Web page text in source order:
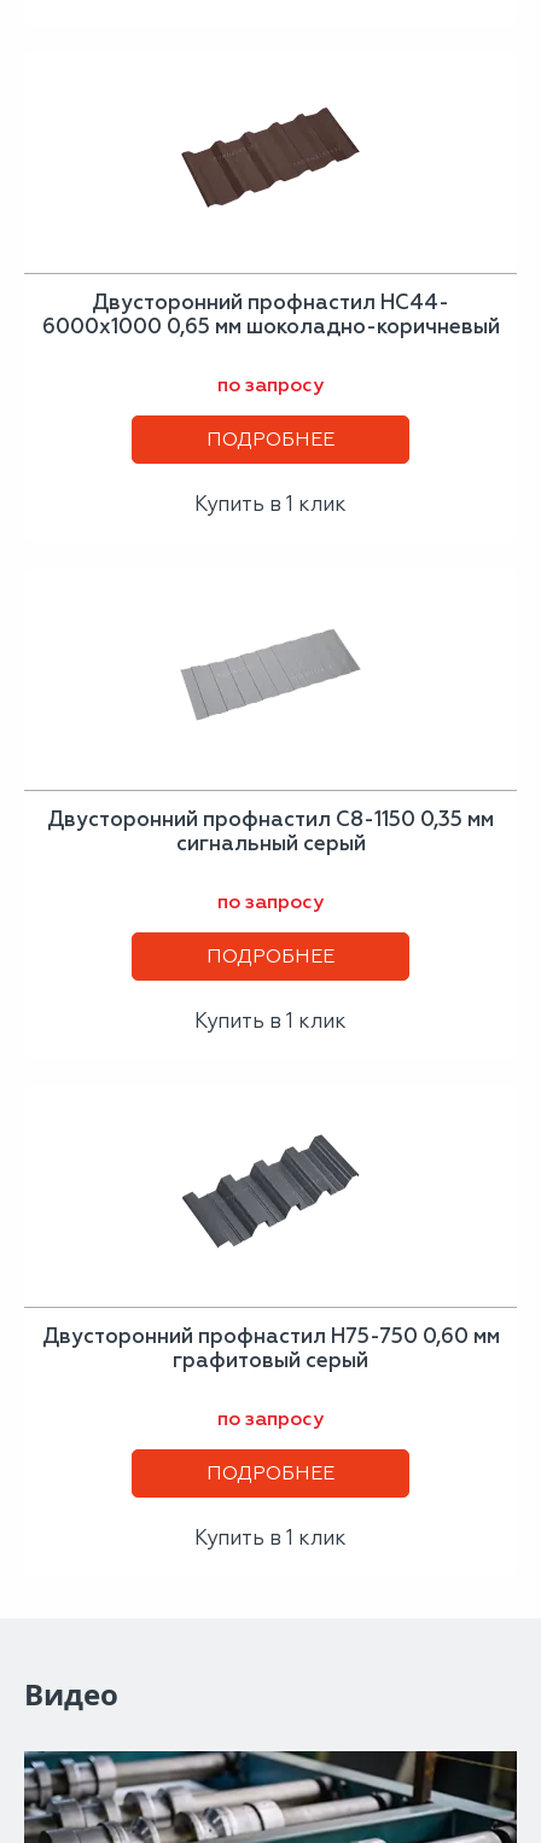
Двусторонний профнастил НС44-
6000х1000 0,65 мм шоколадно-коричневый
по запросу
ПОДРОБНЕЕ
Купить в 1 клик
Двусторонний профнастил С8-1150 0,35 мм
сигнальный серый
по запросу
ПОДРОБНЕЕ
Купить в 1 клик
Двусторонний профнастил Н75-750 0,60 мм
графитовый серый
по запросу
ПОДРОБНЕЕ
Купить в 1 клик
Видео